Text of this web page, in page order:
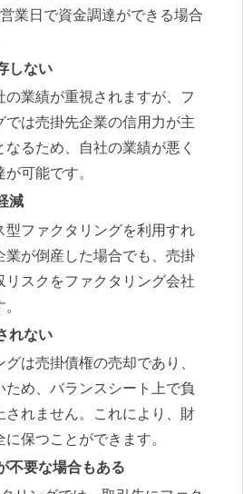
業日で資金調達ができる場合
しない
の業績が重視されますが、フ
では売掛先企業の信用力が主
なるため、自社の業績が悪く
可能です。
減
型ファクタリングを利用すれ
業が倒産した場合でも、売掛
リスクをファクタリング会社
れない
グは売掛債権の売却であり、
ため、バランスシート上で負
されません。これにより、財
保つことができます。
不要な場合もある